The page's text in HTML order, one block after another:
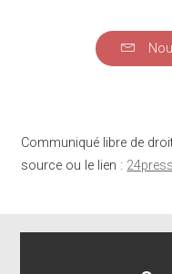
Communiqué libre de
source ou le lien :